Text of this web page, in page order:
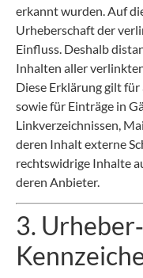
erkannt wurden. Auf
Urheberschaft der
Einfluss. Deshalb
Inhalten aller
Diese Erklärung gilt
sowie für Einträge in
Linkverzeichnissen,
deren Inhalt externe
rechtswidrige Inhalte
deren Anbieter.
3.